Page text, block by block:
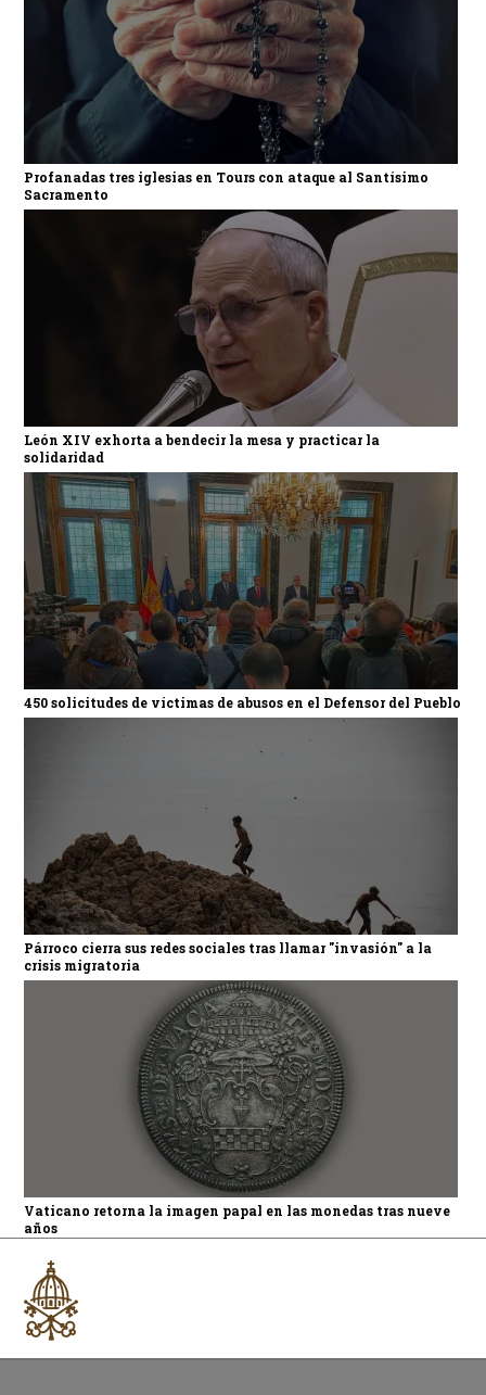
Profanadas tres iglesias en Tours con ataque al Santísimo
Sacramento
León XIV exhorta a bendecir la mesa y practicar la
solidaridad
450 solicitudes de víctimas de abusos en el Defensor del Pueblo
Párroco cierra sus redes sociales tras llamar "invasión" a la
crisis migratoria
Vaticano retorna la imagen papal en las monedas tras nueve
años